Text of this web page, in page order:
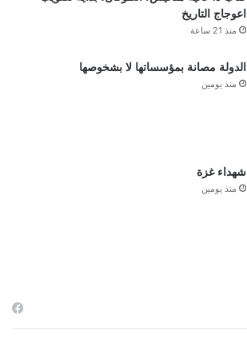
اعوجاج التاريخ
منذ 21 ساعة
الدولة مصانة بمؤسساتها لا بشخوصها
منذ يومين
شهداء غزة
منذ يومين